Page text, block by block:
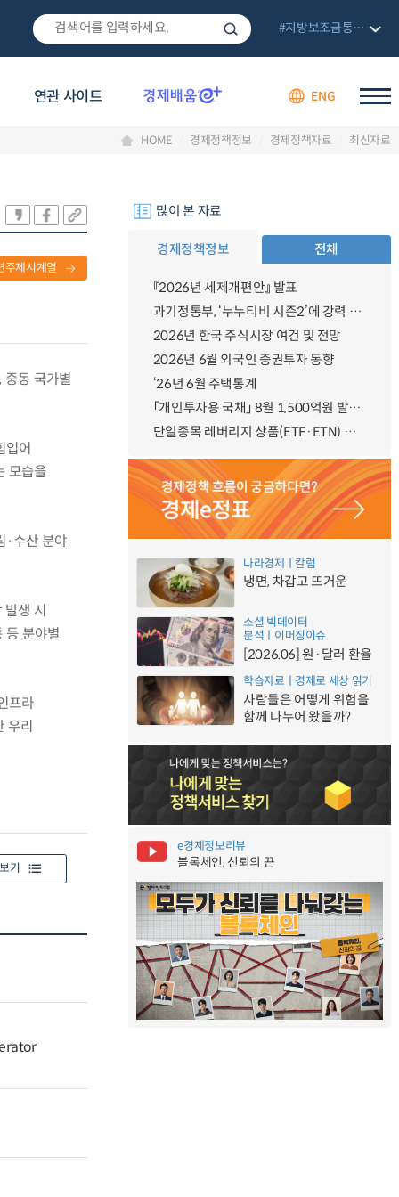
연관 사이트 ENG
#지방보조금통합관리망
HOME 경제정책정보 경제정책자료 최신자료
주제시계열
동 국가별
입어
모습을
·수산 분야
생 시
등 분야별
프라
우리
기
많이 본 자료
경제정책정보 전체
『2026년 세제개편안』 발표
과기정통부, ‘누누티비 시즌2’에 강력 대응 의지 밝혀
2026년 한국 주식시장 여건 및 전망
2026년 6월 외국인 증권투자 동향
‘26년 6월 주택통계
「개인투자용 국채」 8월 1,500억원 발행 예정
단일종목 레버리지 상품(ETF·ETN) 기본예탁금 강화 조기시행 방안 안내
나라경제ㅣ칼럼
냉면, 차갑고 뜨거운
소셜 빅데이터
분석ㅣ이머징이슈
[2026.06] 원·달러 환율
학습자료ㅣ경제로 세상 읽기
사람들은 어떻게 위험을
함께 나누어 왔을까?
e경제정보리뷰
블록체인, 신뢰의 끈